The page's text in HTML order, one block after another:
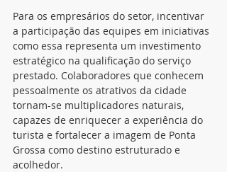
Para os empresários do setor, incentivar
a participação das equipes em iniciativas
como essa representa um investimento
estratégico na qualificação do serviço
prestado. Colaboradores que conhecem
pessoalmente os atrativos da cidade
tornam-se multiplicadores naturais,
capazes de enriquecer a experiência do
turista e fortalecer a imagem de Ponta
Grossa como destino estruturado e
acolhedor.